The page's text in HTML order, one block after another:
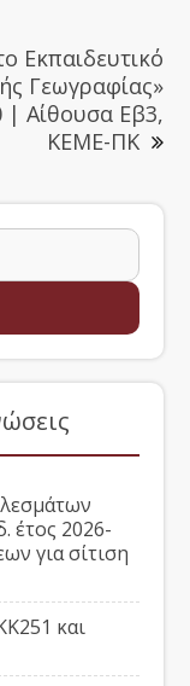
Εκπαιδευτικό
Γεωγραφίας»
| Αίθουσα Εβ3,
ΚΕΜΕ-ΠΚ
έτος 2026-
για σίτιση
και